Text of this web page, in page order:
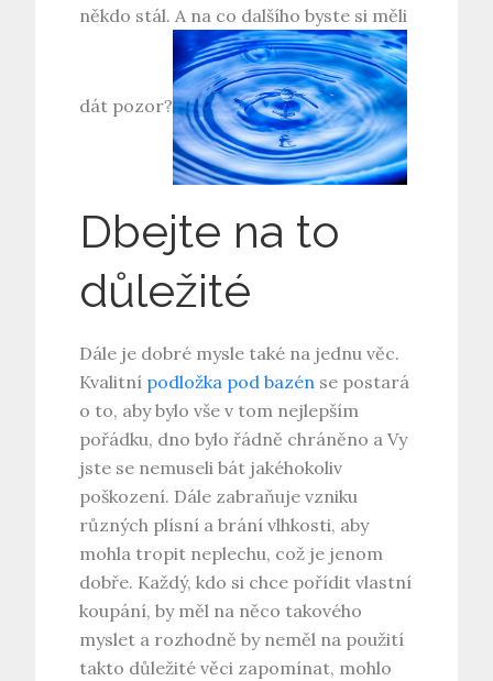
někdo stál. A na co dalšího byste si měli
dát pozor?
Dbejte na to
důležité
Dále je dobré mysle také na jednu věc.
Kvalitní podložka pod bazén se postará
o to, aby bylo vše v tom nejlepším
pořádku, dno bylo řádně chráněno a Vy
jste se nemuseli bát jakéhokoliv
poškození. Dále zabraňuje vzniku
různých plísní a brání vlhkosti, aby
mohla tropit neplechu, což je jenom
dobře. Každý, kdo si chce pořídit vlastní
koupání, by měl na něco takového
myslet a rozhodně by neměl na použití
takto důležité věci zapomínat, mohlo